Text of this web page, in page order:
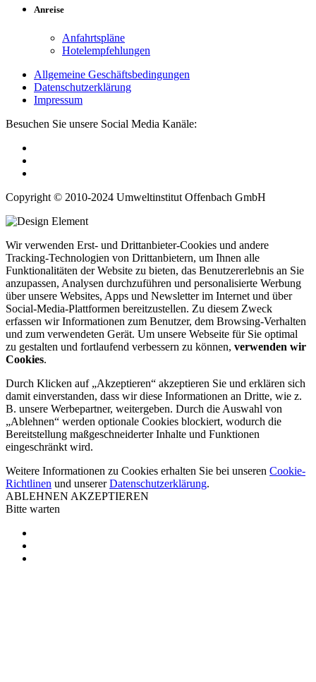
Anreise
Anfahrtspläne
Hotelempfehlungen
Allgemeine Geschäftsbedingungen
Datenschutzerklärung
Impressum
Besuchen Sie unsere Social Media Kanäle:
Copyright © 2010-2024 Umweltinstitut Offenbach GmbH
Wir verwenden Erst- und Drittanbieter-Cookies und andere
Tracking-Technologien von Drittanbietern, um Ihnen alle
Funktionalitäten der Website zu bieten, das Benutzererlebnis an Sie
anzupassen, Analysen durchzuführen und personalisierte Werbung
über unsere Websites, Apps und Newsletter im Internet und über
Social-Media-Plattformen bereitzustellen. Zu diesem Zweck
erfassen wir Informationen zum Benutzer, dem Browsing-Verhalten
und zum verwendeten Gerät. Um unsere Webseite für Sie optimal
zu gestalten und fortlaufend verbessern zu können, verwenden wir
Cookies.
Durch Klicken auf „Akzeptieren“ akzeptieren Sie und erklären sich
damit einverstanden, dass wir diese Informationen an Dritte, wie z.
B. unsere Werbepartner, weitergeben. Durch die Auswahl von
„Ablehnen“ werden optionale Cookies blockiert, wodurch die
Bereitstellung maßgeschneiderter Inhalte und Funktionen
eingeschränkt wird.
Weitere Informationen zu Cookies erhalten Sie bei unseren Cookie-
Richtlinen und unsererDatenschutzerklärung.
ABLEHNEN AKZEPTIEREN
Bitte warten